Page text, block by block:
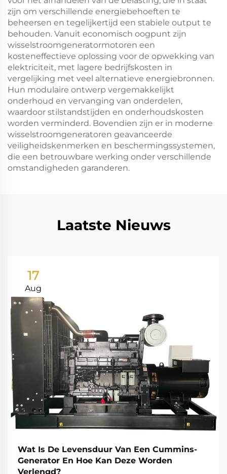
zijn om verschillende energiebehoeften te
beheersen en tegelijkertijd een stabiele output te
behouden. Vanuit economisch oogpunt zijn
wisselstroomgeneratormotoren een
kosteneffectieve oplossing voor de opwekking van
elektriciteit, met lagere bedrijfskosten in
vergelijking met veel alternatieve energiebronnen.
Hun modulaire ontwerp vergemakkelijkt
onderhoud en vervanging van onderdelen,
waardoor stilstandstijden en onderhoudskosten
worden verminderd. Bovendien zijn er in moderne
wisselstroomgeneratoren geavanceerde
veiligheidskenmerken en beschermingssystemen,
die een betrouwbare werking onder verschillende
omstandigheden garanderen.
Laatste Nieuws
17
Aug
Wat Is De Levensduur Van Een Cummins-
Generator En Hoe Kan Deze Worden
Verlengd?